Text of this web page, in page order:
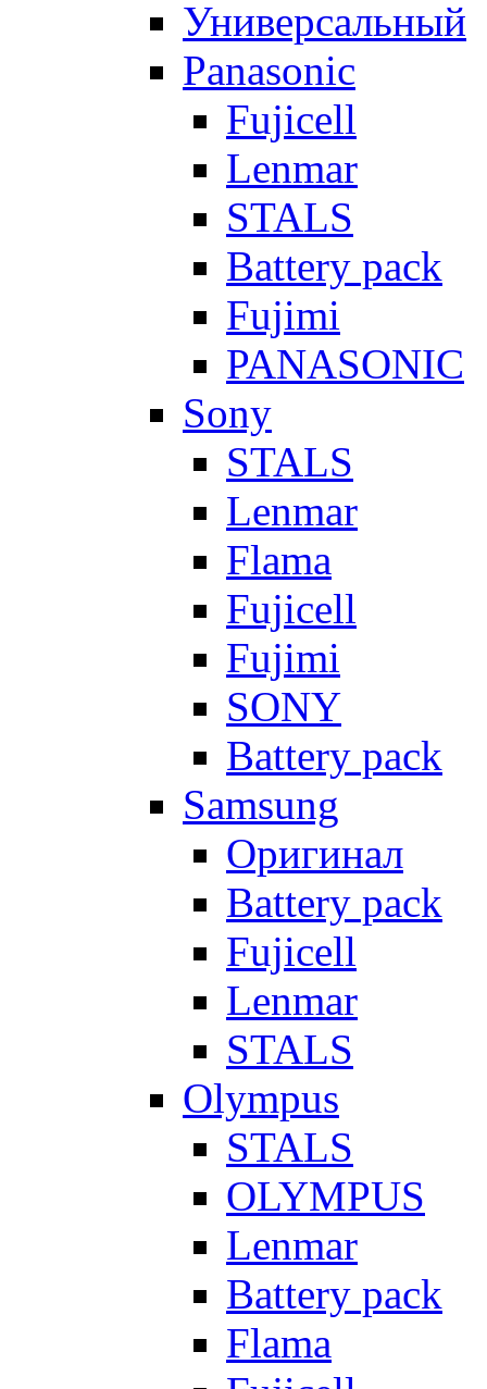
Универсальный
Panasonic
Fujicell
Lenmar
STALS
Battery pack
Fujimi
PANASONIC
Sony
STALS
Lenmar
Flama
Fujicell
Fujimi
SONY
Battery pack
Samsung
Оригинал
Battery pack
Fujicell
Lenmar
STALS
Olympus
STALS
OLYMPUS
Lenmar
Battery pack
Flama